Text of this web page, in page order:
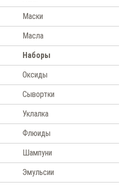
Маски
Масла
Наборы
Оксиды
Сывортки
Уклалка
Флюиды
Шампуни
Эмульсии